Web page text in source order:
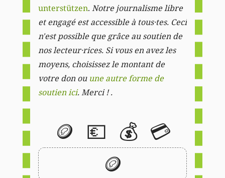
unterstützen. Notre journalisme libre
et engagé est accessible à tous·tes. Ceci
n'est possible que grâce au soutien de
nos lecteur·rices. Si vous en avez les
moyens, choisissez le montant de
votre don ou une autre forme de
soutien ici. Merci ! .
🪙 💶 💰 💳
🪙